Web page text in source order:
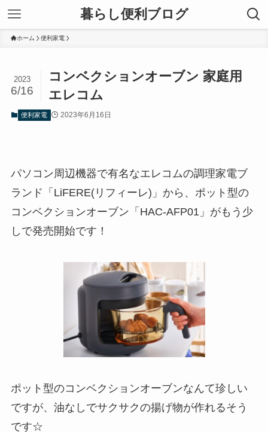
暮らし便利ブログ
ホーム 便利家電
コンベクションオーブン 家庭用
エレコム
2023
6/16
便利家電 2023年6月16日
パソコン周辺機器で有名なエレコムの調理家電ブ
ランド「LiFERE(リフィーレ)」から、ポット型の
コンベクションオーブン「HAC-AFP01」がもう少
しで発売開始です！
ポット型のコンベクションオーブンなんて珍しい
ですが、油なしでサクサクの揚げ物が作れるそう
です☆